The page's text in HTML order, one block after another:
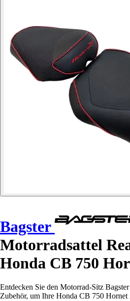
Bagster
Motorradsattel
Honda CB 750
Entdecken Sie den Motorrad-Sitz
Zubehör, um Ihre Honda CB 750 Hornet